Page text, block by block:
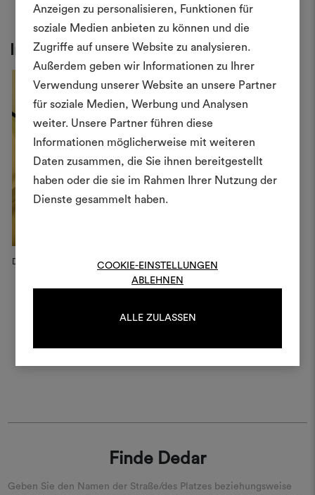
Anzeigen zu personalisieren, Funktionen für
soziale Medien anbieten zu können und die
Zugriffe auf unsere Website zu analysieren.
Außerdem geben wir Informationen zu Ihrer
Verwendung unserer Website an unsere Partner
für soziale Medien, Werbung und Analysen
weiter. Unsere Partner führen diese
Informationen möglicherweise mit weiteren
Daten zusammen, die Sie ihnen bereitgestellt
haben oder die sie im Rahmen Ihrer Nutzung der
Dienste gesammelt haben.
COOKIE-EINSTELLUNGEN
ABLEHNEN
ALLE ZULASSEN
Inspiration
Dedar Campaign, 2026
Finde Dedar
Geben Sie den Namen der Straße/des Platzes beziehungsweise
Ein
erstellen
Ein interaktives Tool, mit
Ideen zum Leben
anderen teilen können,
REGISTRIEREN